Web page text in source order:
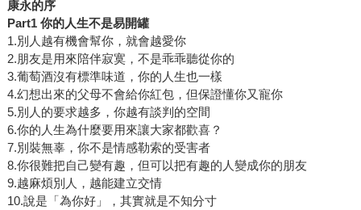
康永的序
Part1 你的人生不是易開罐
1.別人越有機會幫你，就會越愛你
2.朋友是用來陪伴寂寞，不是乖乖聽從你的
3.葡萄酒沒有標準味道，你的人生也一樣
4.幻想出來的父母不會給你紅包，但保證懂你又寵你
5.別人的要求越多，你越有談判的空間
6.你的人生為什麼要用來讓大家都歡喜？
7.別裝無辜，你不是情感勒索的受害者
8.你很難把自己變有趣，但可以把有趣的人變成你的朋友
9.越麻煩別人，越能建立交情
10.說是「為你好」，其實就是不知分寸